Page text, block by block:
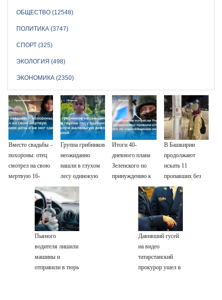
ОБЩЕСТВО (12548)
ПОЛИТИКА (3747)
СПОРТ (325)
ЭКОЛОГИЯ (498)
ЭКОНОМИКА (2350)
Вместо свадьбы –
похороны: отец
смотрел на свою
мертвую 16-
летнюю дочь и не
мог сдержать
Группа грибников
неожиданно
нашли в глухом
лесу одинокую
испуганную
маленькую
девочку с
игрушкой
Итоги 40-
дневного плана
Зеленского по
принуждению к
ответила Россия,
полный разбор
провала операции
военкора Коца
В Башкирии
продолжают
искать 11
пропавших без
вести
Пьяного
водителя лишили
машины и
отправили в тюрь
Давивший гусей
на видео
татарстанский
прокурор ушел в